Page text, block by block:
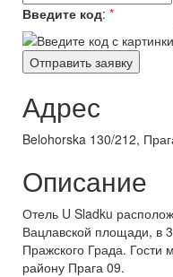
Введите код: *
Адрес
Belohorska 130/212,
Описание
Отель U Sladku
Вацлавской площади, в
Пражского Града. Гости
району Прага 09.